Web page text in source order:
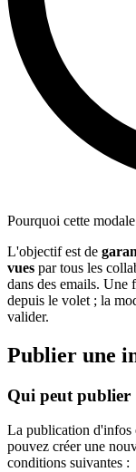
Pourquoi cette
L'objectif est de
vues par tous les
dans des emails. Une
depuis le volet ; la
valider.
Publier une
Qui peut publier
La publication d'infos
pouvez créer une
conditions suivantes :